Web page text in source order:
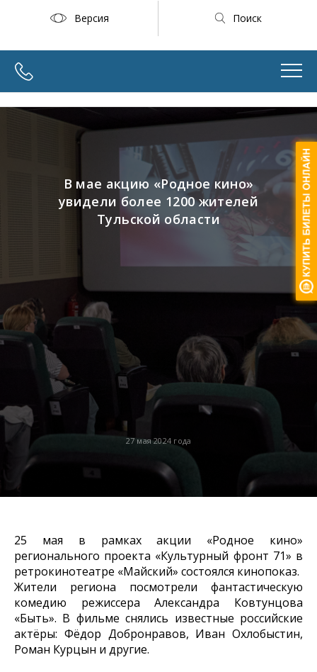
Версия Поиск
27 мая 2024 года
В мае акцию «Родное кино»
увидели более 1200 жителей
Тульской области
25 мая в рамках акции «Родное кино»
регионального проекта «Культурный фронт 71» в
ретрокинотеатре «Майский» состоялся кинопоказ.
Жители региона посмотрели фантастическую
комедию режиссера Александра Ковтунцова
«Быть». В фильме снялись известные российские
актёры: Фёдор Добронравов, Иван Охлобыстин,
Роман Курцын и другие.